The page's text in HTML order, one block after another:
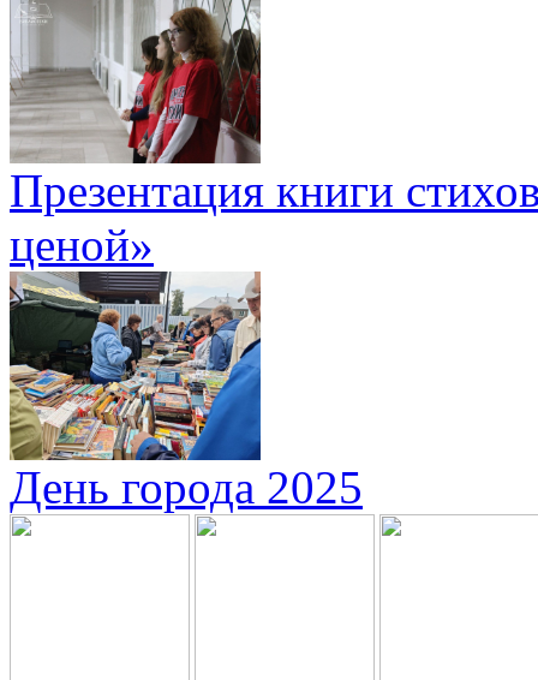
Презентация книги
ценой»
День города 2025